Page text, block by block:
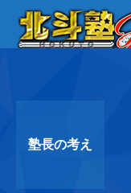
塾長の考え